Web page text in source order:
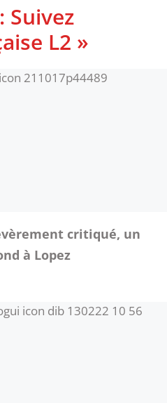
Suivez
L2 »
critiqué, un
à Lopez